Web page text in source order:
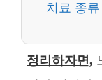
치료 종류
정리하자면,